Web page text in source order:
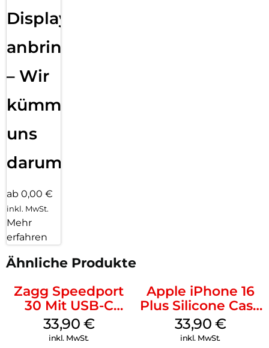
Displayfolie
anbringen
– Wir
kümmern
uns
darum!
ab 0,00 €
inkl. MwSt.
Mehr
erfahren
Ähnliche Produkte
Zagg Speedport
30 Mit USB-C
Kabel Weiß
33,90 €
inkl. MwSt.
Apple iPhone 16
Plus Silicone Case
MagSafe Lake
Green
33,90 €
inkl. MwSt.